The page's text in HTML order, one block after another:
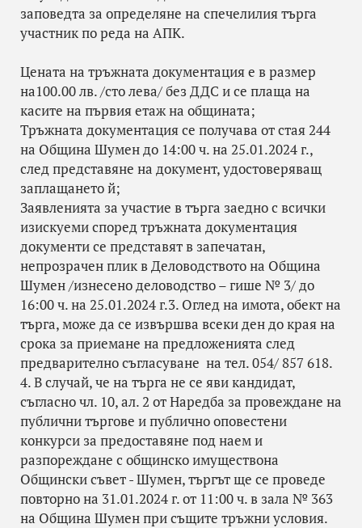
заповедта за определяне на спечелилия търга
участник по реда на АПК.
Цената на тръжната документация е в размер
на100.00 лв. /сто лева/ без ДДС и се плаща на
касите на първия етаж на общината;
Тръжната документация се получава от стая 244
на Община Шумен до 14:00 ч. на 25.01.2024 г.,
след представяне на документ, удостоверяващ
заплащането й;
Заявленията за участие в търга заедно с всички
изискуеми според тръжната документация
документи се представят в запечатан,
непрозрачен плик в Деловодството на Община
Шумен /изнесено деловодство – гише № 3/ до
16:00 ч. на 25.01.2024 г.3. Оглед на имота, обект на
търга, може да се извършва всеки ден до края на
срока за приемане на предложенията след
предварително съгласуване на тел. 054/ 857 618.
4. В случай, че на търга не се яви кандидат,
съгласно чл. 10, ал. 2 от Наредба за провеждане на
публични търгове и публично оповестени
конкурси за предоставяне под наем и
разпореждане с общинско имуществона
Общински съвет - Шумен, търгът ще се проведе
повторно на 31.01.2024 г. от 11:00 ч. в зала № 363
на Община Шумен при същите тръжни условия.